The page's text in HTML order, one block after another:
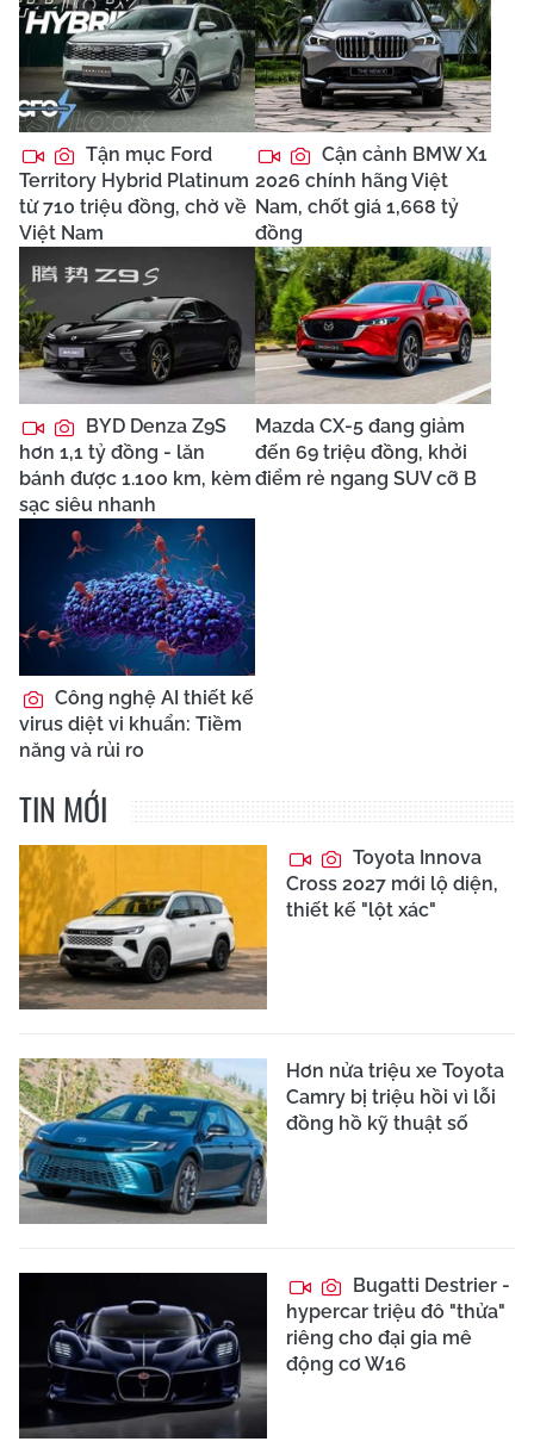
Tận mục Ford
Territory Hybrid Platinum
từ 710 triệu đồng, chờ về
Việt Nam
Cận cảnh BMW X1
2026 chính hãng Việt
Nam, chốt giá 1,668 tỷ
đồng
BYD Denza Z9S
hơn 1,1 tỷ đồng - lăn
bánh được 1.100 km, kèm
sạc siêu nhanh
Mazda CX-5 đang giảm
đến 69 triệu đồng, khởi
điểm rẻ ngang SUV cỡ B
Công nghệ AI thiết kế
virus diệt vi khuẩn: Tiềm
năng và rủi ro
TIN MỚI
Toyota Innova
Cross 2027 mới lộ diện,
thiết kế "lột xác"
Hơn nửa triệu xe Toyota
Camry bị triệu hồi vì lỗi
đồng hồ kỹ thuật số
Bugatti Destrier -
hypercar triệu đô "thửa"
riêng cho đại gia mê
động cơ W16